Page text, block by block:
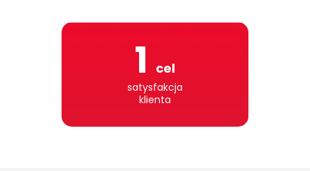
1 cel
satysfakcja
klienta